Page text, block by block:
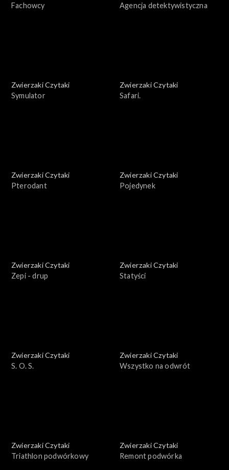
Fachowcy
Agencja detektywistyczna
Zwierzaki Czytaki
Symulator
Zwierzaki Czytaki
Safari.
Zwierzaki Czytaki
Pterodant
Zwierzaki Czytaki
Pojedynek
Zwierzaki Czytaki
Zepi - drup
Zwierzaki Czytaki
Statyści
Zwierzaki Czytaki
S. O. S.
Zwierzaki Czytaki
Wszystko na odwrót
Zwierzaki Czytaki
Triathlon podwórkowy
Zwierzaki Czytaki
Remont podwórka